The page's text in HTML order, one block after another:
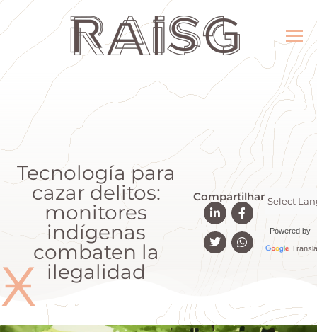
Tecnología para
cazar delitos:
monitores
indígenas
combaten la
ilegalidad
Compartilhar
Powered by
Ӿ